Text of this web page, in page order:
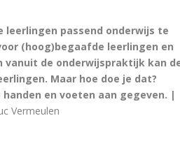
passend onderwijs te
(hoog)begaafde leerlingen en
vanuit de onderwijspraktijk kan
Maar hoe doe je dat?
en voeten aan gegeven. |
Vermeulen